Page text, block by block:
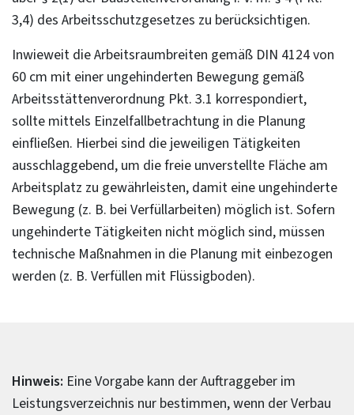
3,4) des Arbeitsschutzgesetzes zu berücksichtigen.
Inwieweit die Arbeitsraumbreiten gemäß DIN 4124 von
60 cm mit einer ungehinderten Bewegung gemäß
Arbeitsstättenverordnung Pkt. 3.1 korrespondiert,
sollte mittels Einzelfallbetrachtung in die Planung
einfließen. Hierbei sind die jeweiligen Tätigkeiten
ausschlaggebend, um die freie unverstellte Fläche am
Arbeitsplatz zu gewährleisten, damit eine ungehinderte
Bewegung (z. B. bei Verfüllarbeiten) möglich ist. Sofern
ungehinderte Tätigkeiten nicht möglich sind, müssen
technische Maßnahmen in die Planung mit einbezogen
werden (z. B. Verfüllen mit Flüssigboden).
Hinweis: Eine Vorgabe kann der Auftraggeber im
Leistungsverzeichnis nur bestimmen, wenn der Verbau